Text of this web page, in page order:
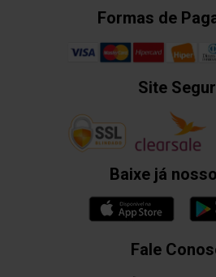
Formas de
Site
Baixe já
Fale